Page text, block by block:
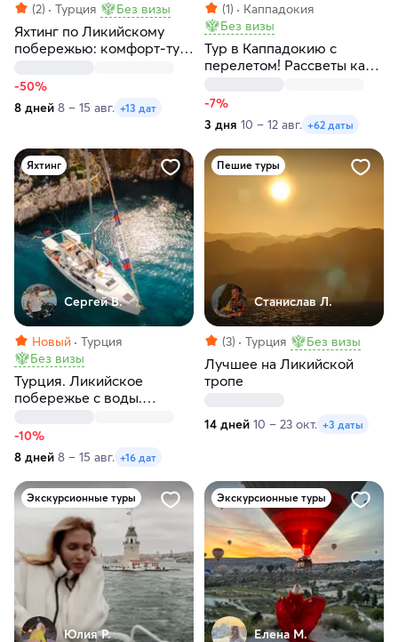
(2) Турция Без визы
Яхтинг по Ликийскому
побережью: комфорт-тур
Турции
-50%
8 дней 8 – 15 авг. +13 дат
(1)
Каппадокия
Без визы
Тур в Каппадокию с
перелетом! Рассветы как
-7%
3 дня 10 – 12 авг. +62 даты
Яхтинг
Сергей В.
Новый
Турция
Без визы
Турция. Ликийское
побережье с воды.
-10%
8 дней 8 – 15 авг. +16 дат
Пешие туры
Станислав Л.
(3) Турция Без визы
Лучшее на Ликийской
тропе
14 дней 10 – 23 окт. +3 даты
Экскурсионные туры
Юлия Р.
Экскурсионные туры
Елена М.